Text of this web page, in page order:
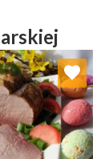
Dodaj do ulubionych
Wybierz listę: